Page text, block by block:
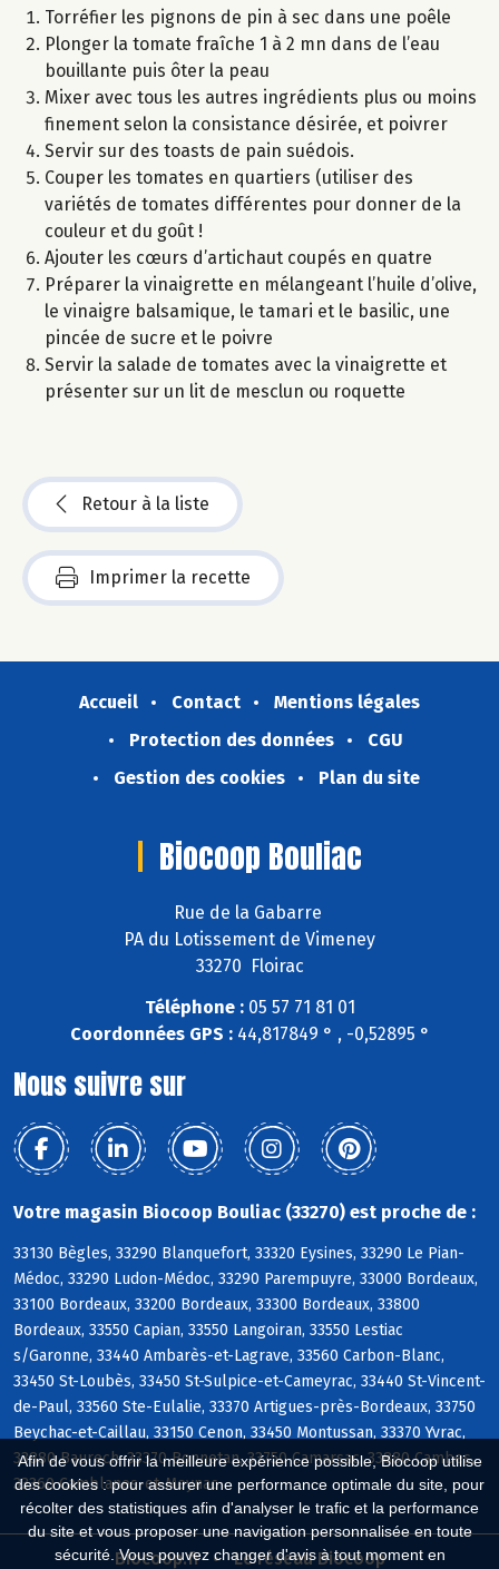
Afin de vous offrir la meilleure expérience possible, Biocoop utilise
des cookies : pour assurer une performance optimale du site, pour
récolter des statistiques afin d'analyser le trafic et la performance
du site et vous proposer une navigation personnalisée en toute
sécurité. Vous pouvez changer d'avis à tout moment en
Torréfier les pignons de pin à sec dans une poêle
Plonger la tomate fraîche 1 à 2 mn dans de l’eau
bouillante puis ôter la peau
Mixer avec tous les autres ingrédients plus ou moins
finement selon la consistance désirée, et poivrer
Servir sur des toasts de pain suédois.
Couper les tomates en quartiers (utiliser des
variétés de tomates différentes pour donner de la
couleur et du goût !
Ajouter les cœurs d’artichaut coupés en quatre
Préparer la vinaigrette en mélangeant l’huile d’olive,
le vinaigre balsamique, le tamari et le basilic, une
pincée de sucre et le poivre
Servir la salade de tomates avec la vinaigrette et
présenter sur un lit de mesclun ou roquette
Retour à la liste
Imprimer la recette
Accueil Contact
Mentions légales
Protection des données
CGU
Gestion des cookies
Plan du site
Biocoop Bouliac
Rue de la Gabarre
PA du Lotissement de Vimeney
33270 Floirac
Téléphone :05 57 71 81 01
Coordonnées GPS :44,817849 ° , -0,52895 °
Nous suivre sur
Votre magasin Biocoop Bouliac (33270) est proche de :
33130 Bègles, 33290 Blanquefort, 33320 Eysines, 33290 Le Pian-
Médoc, 33290 Ludon-Médoc, 33290 Parempuyre, 33000 Bordeaux,
33100 Bordeaux, 33200 Bordeaux, 33300 Bordeaux, 33800
Bordeaux, 33550 Capian, 33550 Langoiran, 33550 Lestiac
s/Garonne, 33440 Ambarès-et-Lagrave, 33560 Carbon-Blanc,
33450 St-Loubès, 33450 St-Sulpice-et-Cameyrac, 33440 St-Vincent-
de-Paul, 33560 Ste-Eulalie, 33370 Artigues-près-Bordeaux, 33750
Beychac-et-Caillau, 33150 Cenon, 33450 Montussan, 33370 Yvrac,
33880 Baurech, 33370 Bonnetan, 33750 Camarsac, 33880 Cambes,
33360 Camblanes-et-Meynac
Biocoop.fr Le réseau Biocoop